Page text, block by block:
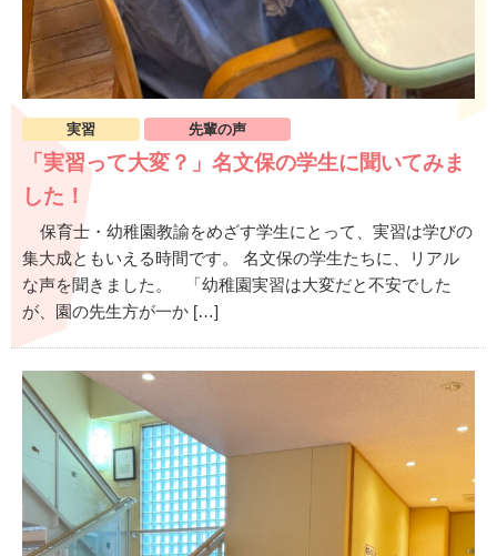
実習 先輩の声
「実習って大変？」名文保の学生に聞いてみま
した！
保育士・幼稚園教諭をめざす学生にとって、実習は学びの
集大成ともいえる時間です。 名文保の学生たちに、リアル
な声を聞きました。 「幼稚園実習は大変だと不安でした
が、園の先生方が一か […]